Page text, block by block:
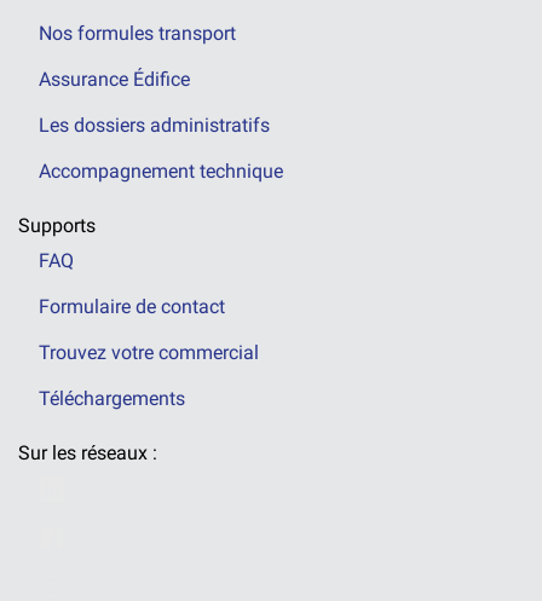
Nos formules transport
Assurance Édifice
Les dossiers administratifs
Accompagnement technique
Supports
FAQ
Formulaire de contact
Trouvez votre commercial
Téléchargements
Sur les réseaux :